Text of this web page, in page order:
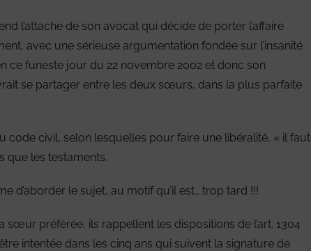
l’attache de son avocat qui décide de porter l’affaire
avec une sérieuse argumentation fondée sur l’insanité
ce funeste jour du 22 novembre 2002 et donc son
se partager entre les deux sœurs, dans la plus parfaite
code civil, selon lesquelles pour faire une libéralité, « il faut
que les testaments.
d’aborder le sujet, au motif qu’il est… trop tard !!!
sœur préférée, ils rappellent les dispositions de l’art. 1304
intentée dans les cinq ans qui suivent la signature de